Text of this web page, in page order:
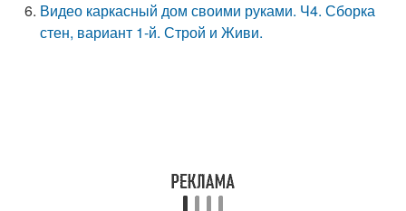
Видео каркасный дом своими руками. Ч4. Сборка
стен, вариант 1-й. Строй и Живи.